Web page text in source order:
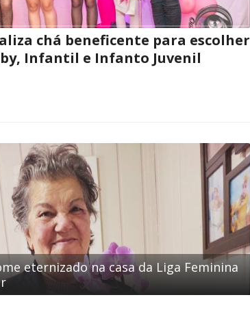
chá beneficente para escolher
Infantil e Infanto Juvenil
eternizado na casa da Liga Feminina